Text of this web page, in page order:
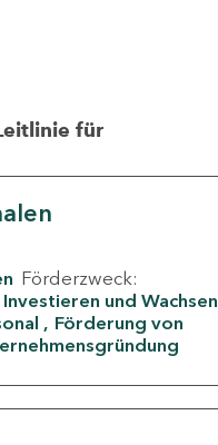
für
Förderzweck:
Investieren und Wachsen
Förderung von